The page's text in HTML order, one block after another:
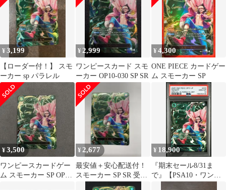
¥3,199
【ローダー付！】 スモ
ーカー sp パラレル
¥ 2,999
ワンピースカード スモ
ーカー OP10-030 SP SR
¥4,300
ONE PIECE カードゲー
ム スモーカー SP
¥3,500
ワンピースカードゲー
ム スモーカー SP OP10-
¥2,677
最安値＋安心配送付！
スモーカー SP SR 受け
継がれる意志
¥ 18,900
『期末セール8/31ま
で』【PSA10・ワンオ
ーナー品】受け継がれ